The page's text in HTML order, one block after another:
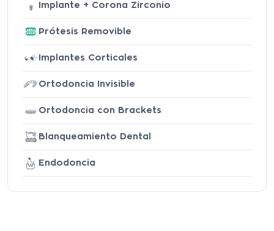
Implante + Corona Zirconio
Prótesis Removible
Implantes Corticales
Ortodoncia Invisible
Ortodoncia con Brackets
Blanqueamiento Dental
Endodoncia